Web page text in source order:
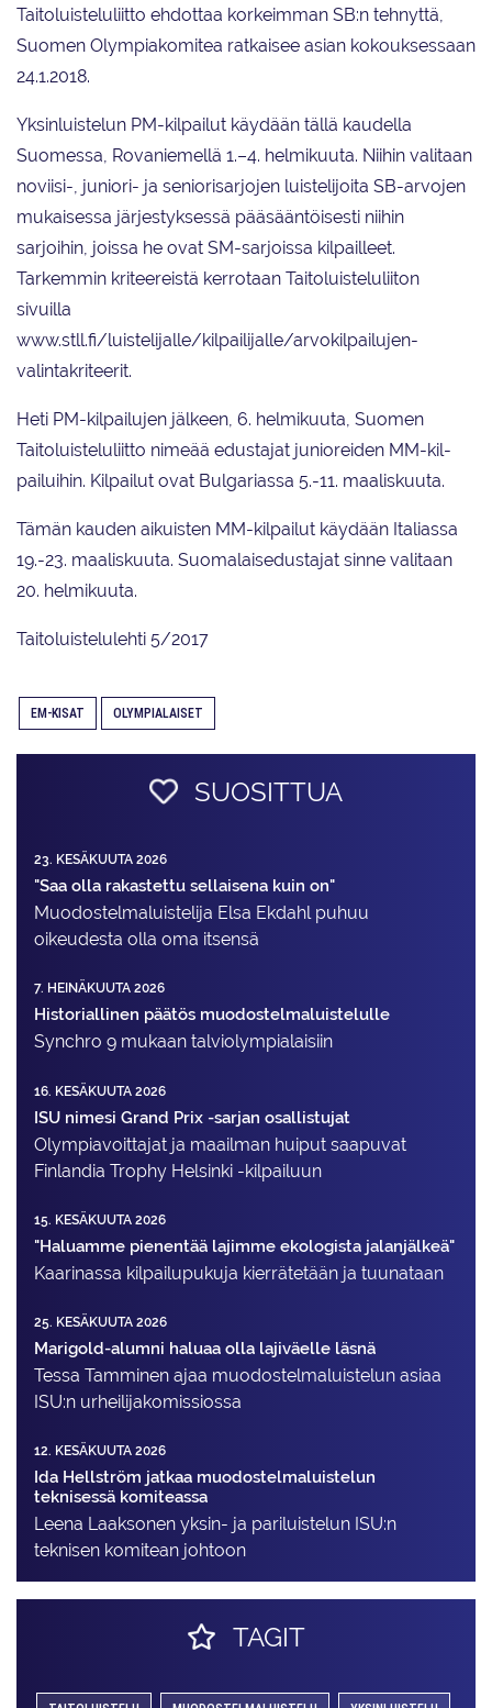
Taitoluisteluliitto ehdottaa korkeimman SB:n tehnyttä,
Suomen Olympiakomitea ratkaisee asian kokouksessaan
24.1.2018.
Yksinluistelun PM-kilpailut käydään tällä kaudella
Suomessa, Rovaniemellä 1.–4. helmikuuta. Niihin valitaan
noviisi-, juniori- ja seniorisarjojen luistelijoita SB-arvojen
mukaisessa järjestyksessä pääsääntöisesti niihin
sarjoihin, joissa he ovat SM-sarjoissa kilpailleet.
Tarkemmin kriteereistä kerrotaan Taitoluisteluliiton
sivuilla
www.stll.fi/luistelijalle/kilpailijalle/arvokilpailujen-
valintakriteerit.
Heti PM-kilpailujen jälkeen, 6. helmikuuta, Suomen
Taitoluisteluliitto nimeää edustajat junioreiden MM-kil-
pailuihin. Kilpailut ovat Bulgariassa 5.-11. maaliskuuta.
Tämän kauden aikuisten MM-kilpailut käydään Italiassa
19.-23. maaliskuuta. Suomalaisedustajat sinne valitaan
20. helmikuuta.
Taitoluistelulehti 5/2017
EM-KISAT OLYMPIALAISET
SUOSITTUA
23. KESÄKUUTA 2026
"Saa olla rakastettu sellaisena kuin on"
Muodostelma­luistelija Elsa Ekdahl puhuu
oikeudesta olla oma itsensä
7. HEINÄKUUTA 2026
Historiallinen päätös muodostelmaluistelulle
Synchro 9 mukaan talviolympialaisiin
16. KESÄKUUTA 2026
ISU nimesi Grand Prix -sarjan osallistujat
Olympiavoittajat ja maailman huiput saapuvat
Finlandia Trophy Helsinki -kilpailuun
15. KESÄKUUTA 2026
"Haluamme pienentää lajimme ekologista jalanjälkeä"
Kaarinassa kilpailupukuja kierrätetään ja tuunataan
25. KESÄKUUTA 2026
Marigold-alumni haluaa olla lajiväelle läsnä
Tessa Tamminen ajaa muodostelma­luistelun asiaa
ISU:n urheilija­komissiossa
12. KESÄKUUTA 2026
Ida Hellström jatkaa muodostelmaluistelun
teknisessä komiteassa
Leena Laaksonen yksin- ja pariluistelun ISU:n
teknisen komitean johtoon
TAGIT